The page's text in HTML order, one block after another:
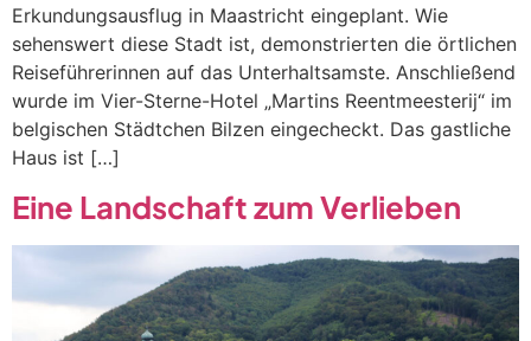
Erkundungsausflug in Maastricht eingeplant. Wie
sehenswert diese Stadt ist, demonstrierten die örtlichen
Reiseführerinnen auf das Unterhaltsamste. Anschließend
wurde im Vier-Sterne-Hotel „Martins Reentmeesterij“ im
belgischen Städtchen Bilzen eingecheckt. Das gastliche
Haus ist […]
Eine Landschaft zum Verlieben